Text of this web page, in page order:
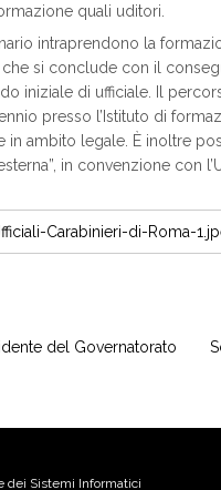
quali uditori.
intraprendono la
si conclude con il
iniziale di ufficiale. Il
presso l’Istituto di
in ambito legale. È inoltre
in convenzione con
del Governatorato
dei Sistemi Informatici